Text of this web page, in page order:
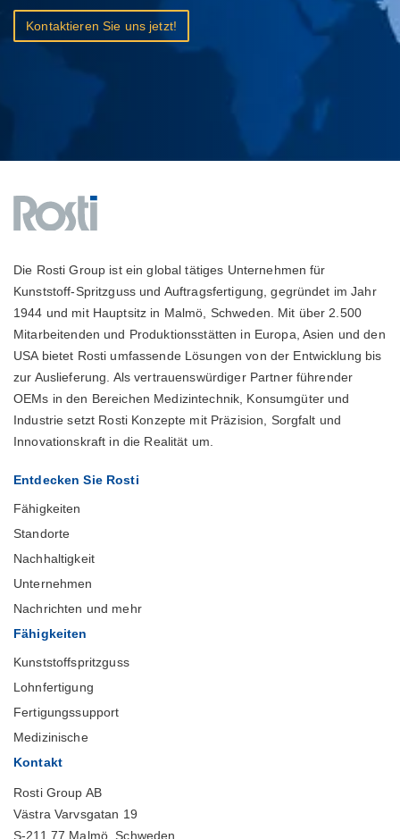
Kontaktieren Sie uns jetzt!
Die Rosti Group ist ein global tätiges Unternehmen für
Kunststoff-Spritzguss und Auftragsfertigung, gegründet im Jahr
1944 und mit Hauptsitz in Malmö, Schweden. Mit über 2.500
Mitarbeitenden und Produktionsstätten in Europa, Asien und den
USA bietet Rosti umfassende Lösungen von der Entwicklung bis
zur Auslieferung. Als vertrauenswürdiger Partner führender
OEMs in den Bereichen Medizintechnik, Konsumgüter und
Industrie setzt Rosti Konzepte mit Präzision, Sorgfalt und
Innovationskraft in die Realität um.
Entdecken Sie Rosti
Fähigkeiten
Standorte
Nachhaltigkeit
Unternehmen
Nachrichten und mehr
Fähigkeiten
Kunststoffspritzguss
Lohnfertigung
Fertigungssupport
Medizinische
Kontakt
Rosti Group AB
Västra Varvsgatan 19
S-211 77 Malmö, Schweden